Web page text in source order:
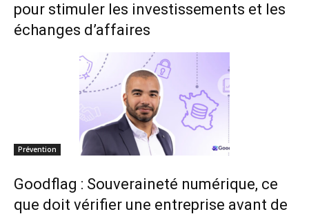
pour stimuler les investissements et les
échanges d’affaires
Prévention
Goodflag : Souveraineté numérique, ce
que doit vérifier une entreprise avant de